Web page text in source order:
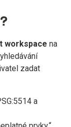
workspace na
zadat
a